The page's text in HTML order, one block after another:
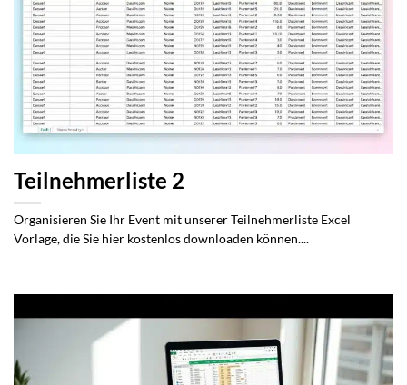
Teilnehmerliste 2
Organisieren Sie Ihr Event mit unserer Teilnehmerliste Excel
Vorlage, die Sie hier kostenlos downloaden können....